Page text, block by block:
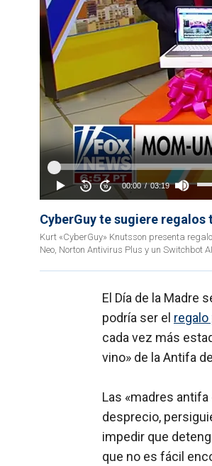
CyberGuy te sugiere
Kurt «CyberGuy» Knutsson presenta
Neo, Norton Antivirus Plus y un Switchbot
El Día de la Madre
podría ser el
cada vez más
vino» de la Antifa
Las «madres
desprecio,
impedir que
que no es fácil